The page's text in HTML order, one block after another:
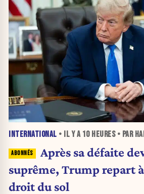
INTERNATIONAL • IL Y A 10 HEURES• PAR
Après sa défaite
suprême, Trump repart
droit du sol